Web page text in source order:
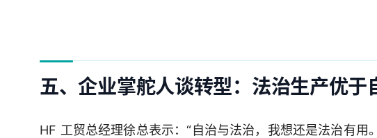
五、企业掌舵人谈转型：法治生产优于
HF 工贸总经理徐总表示：“自治与法治，我想还是法治有